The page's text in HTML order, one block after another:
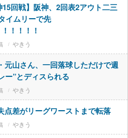
15回戦】阪神、2回表2アウト二三
イムリーで先
！！！！
やきう
元山さん、一回落球しただけで週
ー”とディスられる
やきう
点差がリーグワーストまで転落
やきう